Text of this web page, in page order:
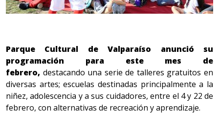
Parque Cultural de Valparaíso anunció su
programación para este mes de
febrero, destacando una serie de talleres gratuitos en
diversas artes; escuelas destinadas principalmente a la
niñez, adolescencia y a sus cuidadores, entre el 4 y 22 de
febrero, con alternativas de recreación y aprendizaje.